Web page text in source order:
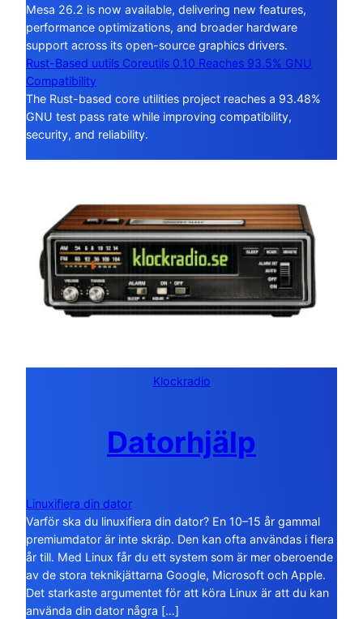
Mesa 26.2 is now available, delivering new features,
performance optimizations, and broader hardware
support across its open-source graphics drivers.
Rust-Based uutils Coreutils 0.10 Reaches 93.5% GNU
Compatibility
The Rust-based core utilities project reaches a 93.48%
GNU test pass rate while improving compatibility,
security, and reliability.
Klockradio
Datorhjälp
Linuxifiera din dator
Varför ska du linuxifiera din dator? En 10–15 år gammal
premiumdator är inte skräp. Den kan ofta användas i flera
år till. Med Linux får du ett system som är mer oberoende
av de stora teknikjättarna Google, Microsoft och Apple.
Det starkaste argumentet för att köra Linux är att du kan
använda din dator några […]